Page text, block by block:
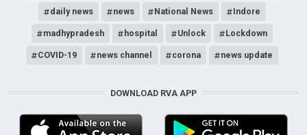
daily news news National News Indore
madhypradesh hospital Unlock Lockdown
COVID-19 news channel corona news update
DOWNLOAD RVA APP